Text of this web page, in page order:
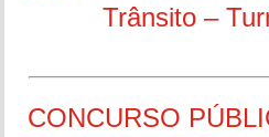
Trânsito –
CONCURSO